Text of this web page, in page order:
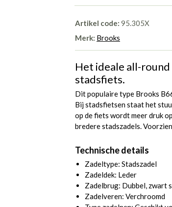
Artikel code: 95.305X
Merk: Brooks
Het ideale all-
stadsfiets.
Dit populaire type Brooks
Bij stadsfietsen staat het
op de fiets wordt meer druk
bredere stadszadels.
Technische details
Zadeltype: Stadszadel
Zadeldek: Leder
Zadelbrug: Dubbel, zwart
Zadelveren: Verchroomd